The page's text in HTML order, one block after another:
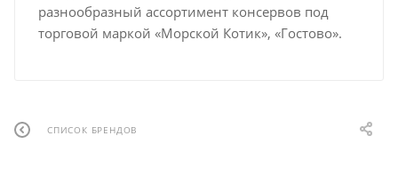
разнообразный ассортимент консервов под
торговой маркой «Морской Котик», «Гостово».
СПИСОК БРЕНДОВ